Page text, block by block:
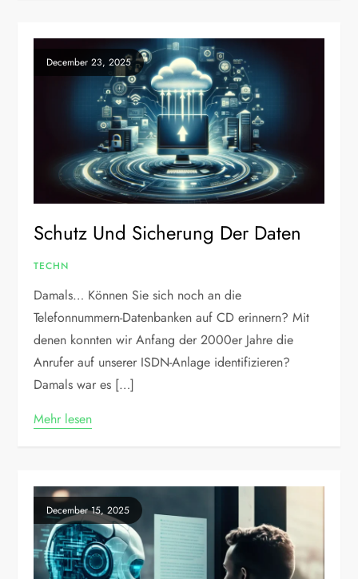
December 23, 2025
Schutz Und Sicherung Der Daten
TECHN
Damals… Können Sie sich noch an die
Telefonnummern-Datenbanken auf CD erinnern? Mit
denen konnten wir Anfang der 2000er Jahre die
Anrufer auf unserer ISDN-Anlage identifizieren?
Damals war es […]
Mehr lesen
December 15, 2025